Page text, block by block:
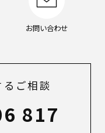
お問い合わせ
ご相談
817